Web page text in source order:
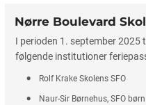
Nørre Boulevard
I perioden 1. september
følgende institutioner
Rolf Krake Skolens SFO
Naur-Sir Børnehus, SFO børn